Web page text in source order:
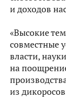
и доходов
«Высокие
совместные
власти,
на
из